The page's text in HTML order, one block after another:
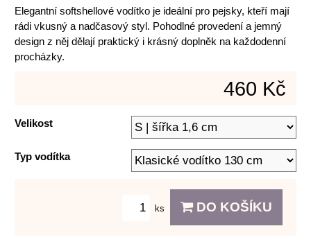
Elegantní softshellové vodítko je ideální pro pejsky, kteří mají
rádi vkusný a nadčasový styl. Pohodlné provedení a jemný
design z něj dělají praktický i krásný doplněk na každodenní
procházky.
460 Kč
Velikost
Typ vodítka
ks DO KOŠÍKU